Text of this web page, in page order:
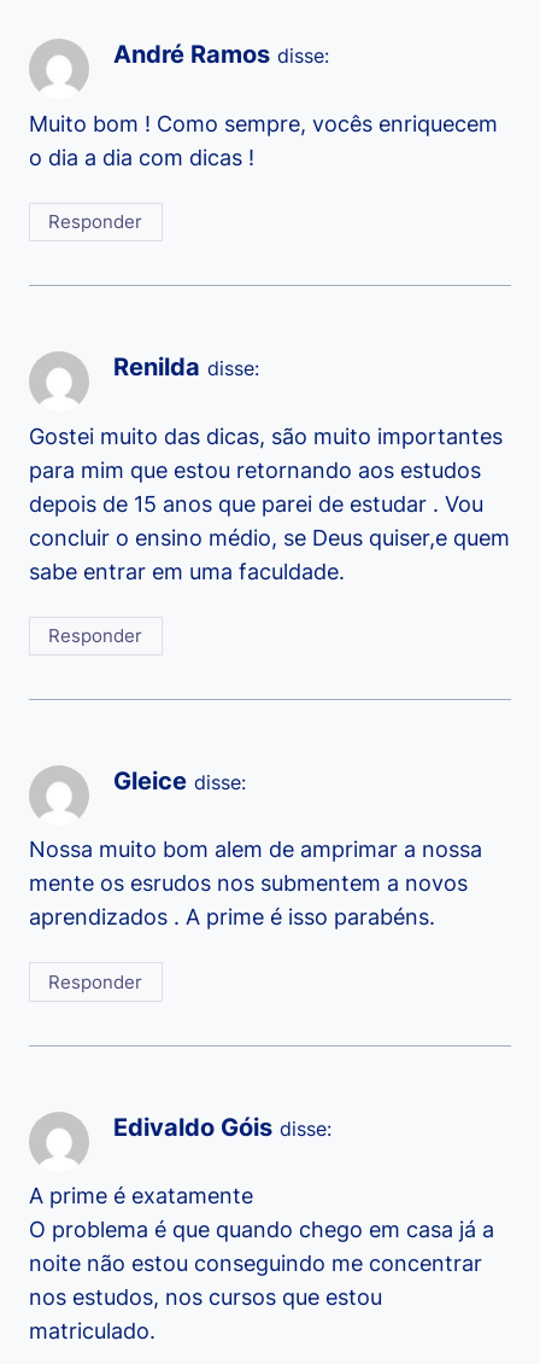
André Ramos disse:
Muito bom ! Como sempre, vocês enriquecem
o dia a dia com dicas !
Responder
Renilda disse:
Gostei muito das dicas, são muito importantes
para mim que estou retornando aos estudos
depois de 15 anos que parei de estudar . Vou
concluir o ensino médio, se Deus quiser,e quem
sabe entrar em uma faculdade.
Responder
Gleice disse:
Nossa muito bom alem de amprimar a nossa
mente os esrudos nos submentem a novos
aprendizados . A prime é isso parabéns.
Responder
Edivaldo Góis disse:
A prime é exatamente
O problema é que quando chego em casa já a
noite não estou conseguindo me concentrar
nos estudos, nos cursos que estou
matriculado.